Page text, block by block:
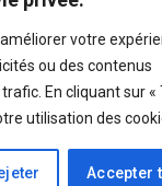
votre
ou des contenus
En cliquant sur «
utilisation des
Accepter